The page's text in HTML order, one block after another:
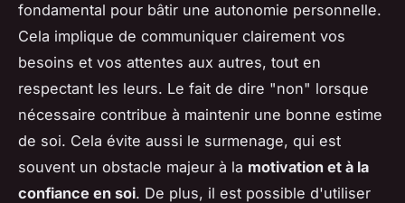
fondamental pour bâtir une autonomie personnelle.
Cela implique de communiquer clairement vos
besoins et vos attentes aux autres, tout en
respectant les leurs. Le fait de dire "non" lorsque
nécessaire contribue à maintenir une bonne estime
de soi. Cela évite aussi le surmenage, qui est
souvent un obstacle majeur à la motivation et à la
confiance en soi. De plus, il est possible d'utiliser